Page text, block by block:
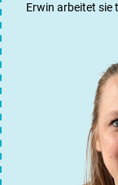
Erwin arbeitet sie